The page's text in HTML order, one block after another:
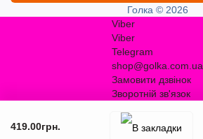
419.00грн.
Голка © 2026
Viber
Viber
Telegram
shop@golka.com.ua
Замовити дзвінок
Зворотній зв'язок